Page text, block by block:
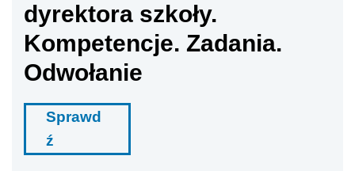
dyrektora szkoły.
Kompetencje. Zadania.
Odwołanie
Sprawd
ź